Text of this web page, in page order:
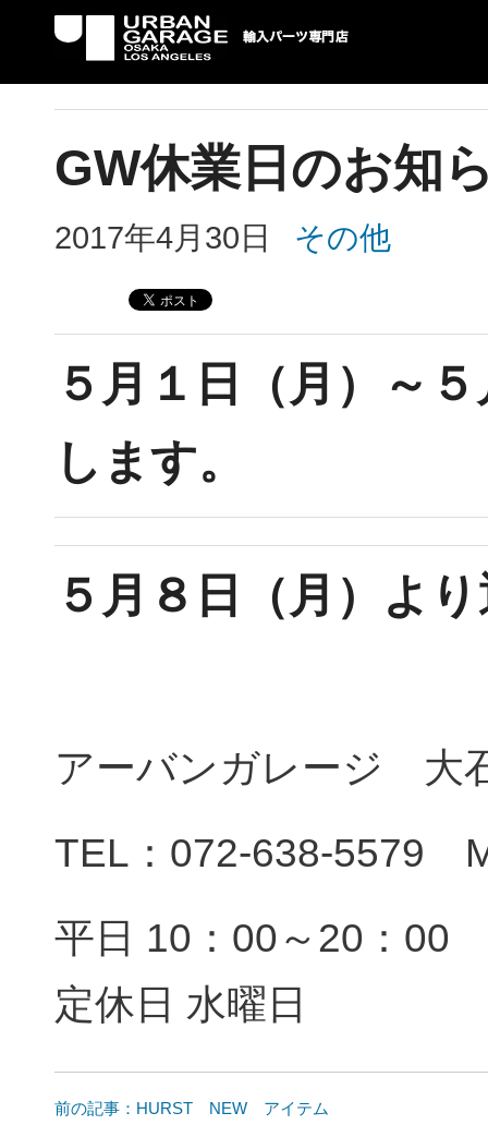
GW休業日のお知
2017年4月30日 その他
５月１日（月）～
します。
５月８日（月）よ
アーバンガレージ 大
TEL：072-638-5579
平日 10：00～20：
定休日 水曜日
前の記事：HURST NEW アイテム